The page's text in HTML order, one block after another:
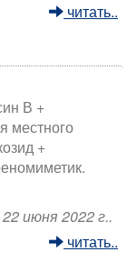
читать..
В +
местного
+
22 июня 2022 г..
читать..